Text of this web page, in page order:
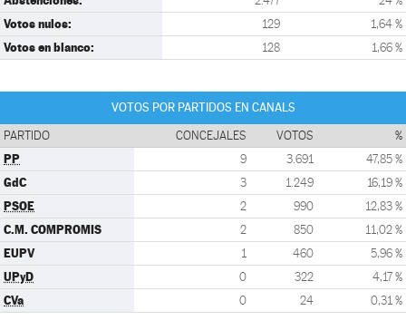
Votos nulos: 129 1,64 %
Votos en blanco: 128 1,66 %
VOTOS POR PARTIDOS EN CANALS
PARTIDO CONCEJALES VOTOS %
PP 9 3.691 47,85 %
GdC 3 1.249 16,19 %
PSOE 2 990 12,83 %
C.M. COMPROMIS 2 850 11,02 %
EUPV 1 460 5,96 %
UPyD 0 322 4,17 %
CVa 0 24 0,31 %